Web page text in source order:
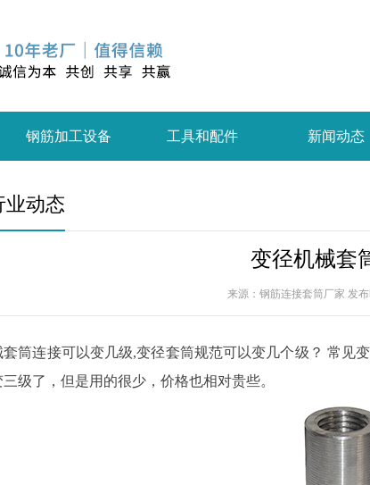
钢筋加工设备 工具和配件 新闻动态
业动态
变径机械套
来源：钢筋连接套筒厂家 发布
套筒连接可以变几级,变径套筒规范可以变几个级？ 常见
三级了，但是用的很少，价格也相对贵些。